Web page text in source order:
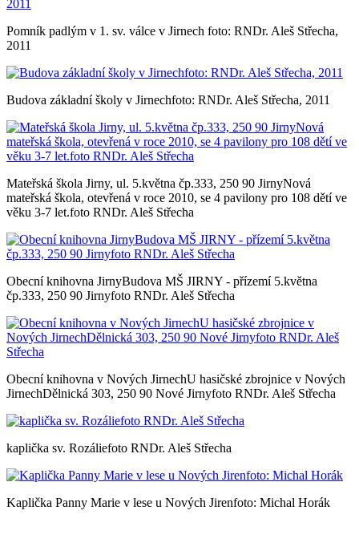
Pomník padlým v 1. sv. válce v Jirnech foto: RNDr. Aleš Střecha,
2011
Budova základní školy v Jirnechfoto: RNDr. Aleš Střecha, 2011
Mateřská škola Jirny, ul. 5.května čp.333, 250 90 JirnyNová
mateřská škola, otevřená v roce 2010, se 4 pavilony pro 108 dětí ve
věku 3-7 let.foto RNDr. Aleš Střecha
Obecní knihovna JirnyBudova MŠ JIRNY - přízemí 5.května
čp.333, 250 90 Jirnyfoto RNDr. Aleš Střecha
Obecní knihovna v Nových JirnechU hasičské zbrojnice v Nových
JirnechDělnická 303, 250 90 Nové Jirnyfoto RNDr. Aleš Střecha
kaplička sv. Rozáliefoto RNDr. Aleš Střecha
Kaplička Panny Marie v lese u Nových Jirenfoto: Michal Horák